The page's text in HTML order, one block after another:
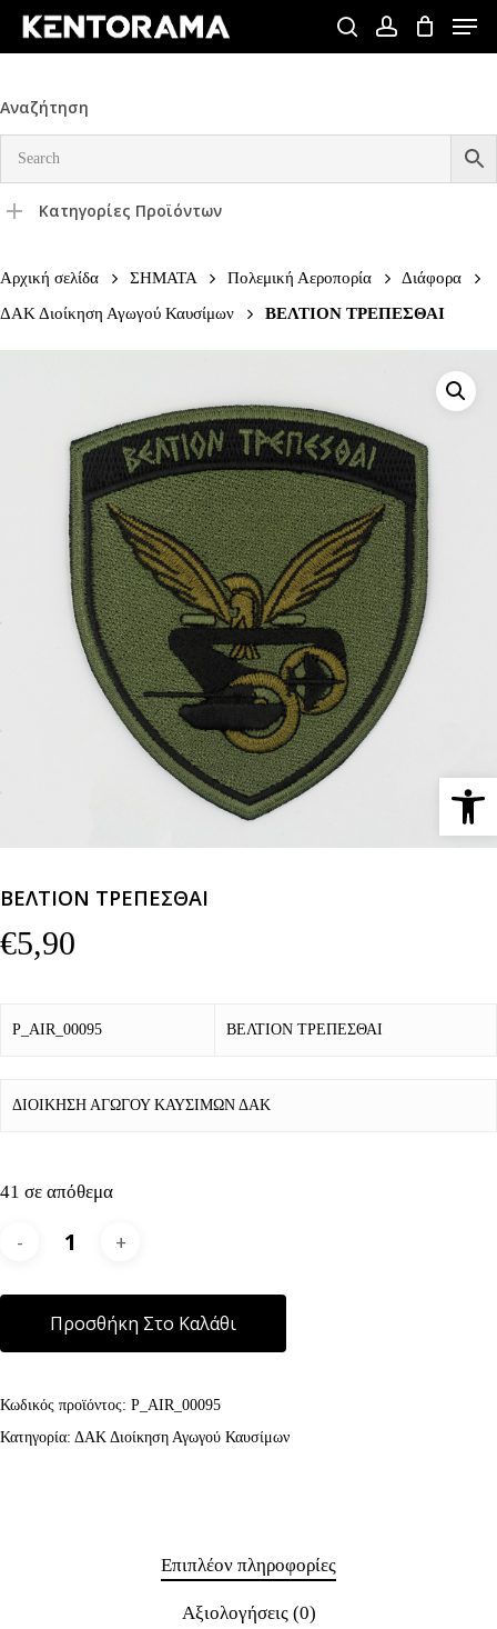
Skip
content
searchaccount
Menu
Αναζήτηση
Κατηγορίες Προϊόντων
Αρχική σελίδα ΣΗΜΑΤΑ Πολεμική Αεροπορία
Διάφορα
ΔΑΚ Διοίκηση Αγωγού Καυσίμων
ΒΕΛΤΙΟΝ ΤΡΕΠΕΣΘΑΙ
ΒΕΛΤΙΟΝ ΤΡΕΠΕΣΘΑΙ
€5,90
P_AIR_00095 ΒΕΛΤΙΟΝ ΤΡΕΠΕΣΘΑΙ
ΔΙΟΙΚΗΣΗ ΑΓΩΓΟΥ ΚΑΥΣΙΜΩΝ ΔΑΚ
41 σε απόθεμα
Προσθήκη Στο Καλάθι
Κωδικός προϊόντος: P_AIR_00095
Κατηγορία: ΔΑΚ Διοίκηση Αγωγού Καυσίμων
Επιπλέον πληροφορίες
Αξιολογήσεις (0)